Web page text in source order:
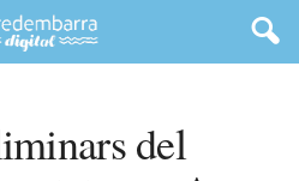
del